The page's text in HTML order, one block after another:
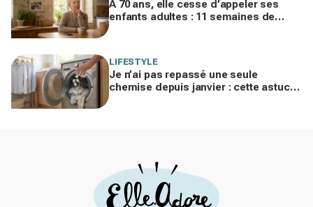
À 70 ans, elle cesse d’appeler ses
enfants adultes : 11 semaines de
LIFESTYLE
Je n’ai pas repassé une seule
chemise depuis janvier : cette astuce